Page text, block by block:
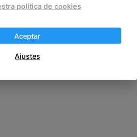
y variados, según la
política de cookies
Aceptar
Ajustes